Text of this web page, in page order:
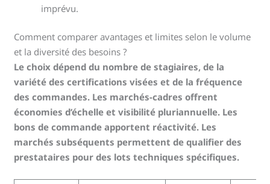
imprévu.
Comment comparer avantages et limites selon le volume
et la diversité des besoins ?
Le choix dépend du nombre de stagiaires, de la
variété des certifications visées et de la fréquence
des commandes. Les marchés-cadres offrent
économies d’échelle et visibilité pluriannuelle. Les
bons de commande apportent réactivité. Les
marchés subséquents permettent de qualifier des
prestataires pour des lots techniques spécifiques.